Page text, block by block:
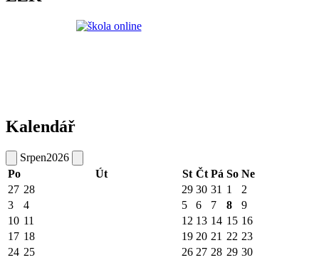
Kalendář
Srpen2026
Po
Út St Čt Pá So Ne
27 28 29 30 31 1
2
3
4 5 6 7 8
9
10 11 12 13 14 15 16
17 18 19 20 21 22 23
24 25 26 27 28 29 30